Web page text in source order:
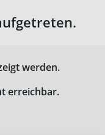
werden.
erreichbar.